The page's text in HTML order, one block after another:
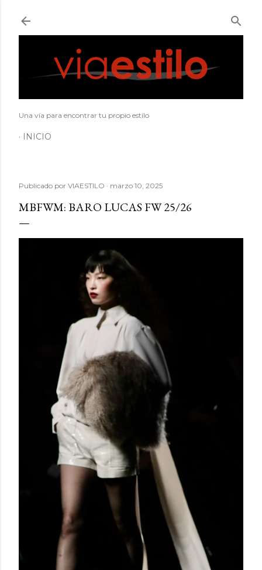
Una vía para encontrar tu propio estilo
INICIO
Publicado por VIAESTILO marzo 10, 2025
MBFWM: BARO LUCAS FW 25/26